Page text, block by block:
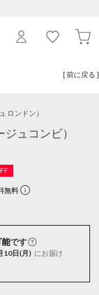
[ 前に戻る ]
ロンドン）
ュコンビ）
無料
能です
10日(月) にお届け